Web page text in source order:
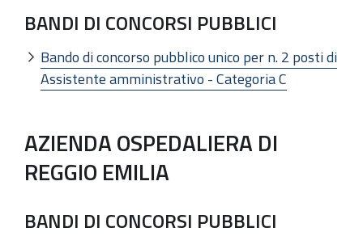
BANDI DI CONCORSI PUBBLICI
Bando di concorso pubblico unico per n. 2 posti di
Assistente amministrativo - Categoria C
AZIENDA OSPEDALIERA DI
REGGIO EMILIA
BANDI DI CONCORSI PUBBLICI